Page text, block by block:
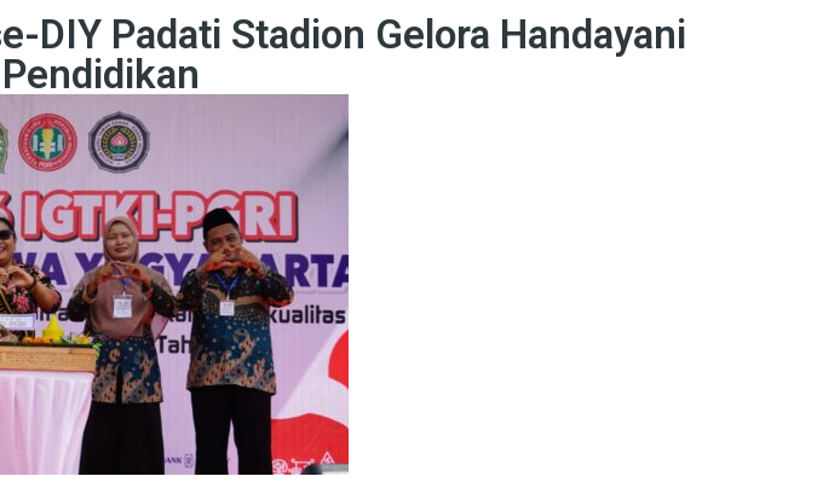
DIY Padati Stadion Gelora Handayani